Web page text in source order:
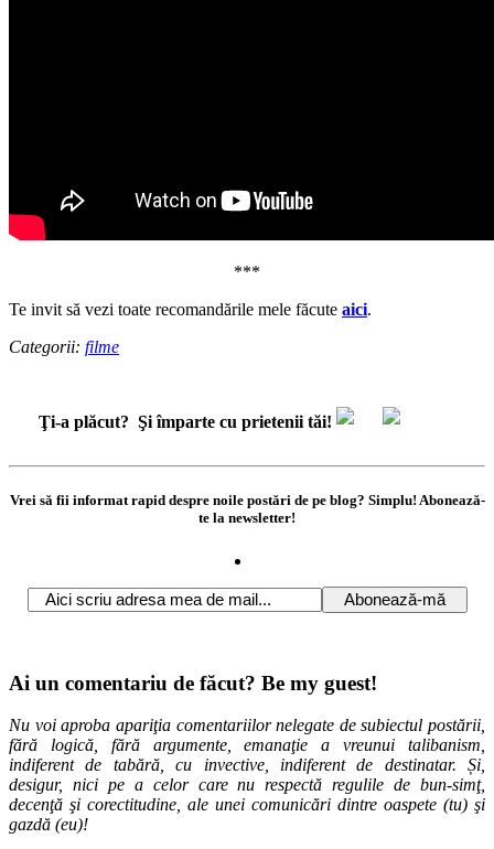
***
Te invit să vezi toate recomandările mele făcute aici.
Categorii: filme
Ţi-a plăcut? Şi împarte cu prietenii tăi!
Vrei să fii informat rapid despre noile postări de pe blog? Simplu! Abonează-
te la newsletter!
Ai un comentariu de făcut? Be my guest!
Nu voi aproba apariţia comentariilor nelegate de subiectul postării,
fără logică, fără argumente, emanaţie a vreunui talibanism,
indiferent de tabără, cu invective, indiferent de destinatar. Și,
desigur, nici pe a celor care nu respectă regulile de bun-simţ,
decenţă şi corectitudine, ale unei comunicări dintre oaspete (tu) şi
gazdă (eu)!